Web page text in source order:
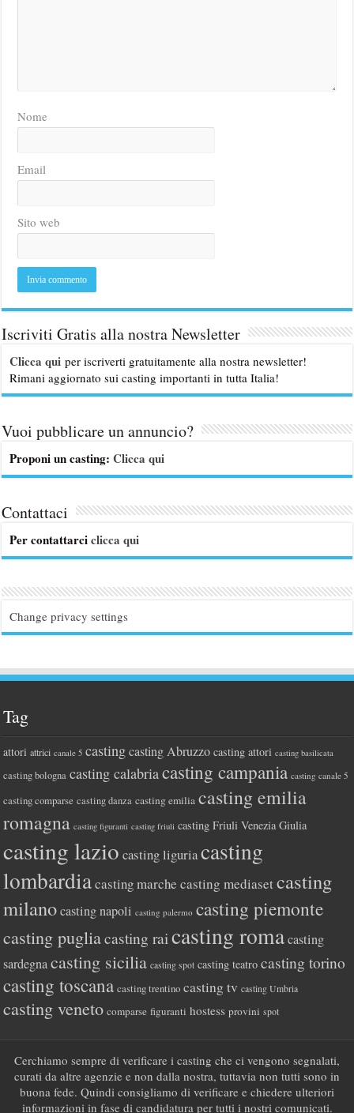
Nome
Email
Sito web
Iscriviti Gratis alla nostra Newsletter
Clicca qui per iscriverti gratuitamente alla nostra newsletter!
Rimani aggiornato sui casting importanti in tutta Italia!
Vuoi pubblicare un annuncio?
Proponi un casting:Clicca qui
Contattaci
Per contattarciclicca qui
Change privacy settings
Tag
attori attrici canale 5 casting casting Abruzzo casting attori casting basilicata
casting bologna casting calabriacasting campania casting canale 5
casting comparse casting danza casting emilia casting emilia
romagna casting figuranti casting friuli casting Friuli Venezia Giulia
casting lazio casting liguriacasting
lombardiacasting marche casting mediasetcasting
milano casting napoli casting palermo casting piemonte
casting pugliacasting rai casting roma casting
sardegna casting sicilia casting spot casting teatro casting torino
casting toscana casting trentino casting tv casting Umbria
casting veneto comparse figuranti hostess provini spot
Cerchiamo sempre di verificare i casting che ci vengono segnalati,
curati da altre agenzie e non dalla nostra, tuttavia non tutti sono in
buona fede. Quindi consigliamo di verificare e chiedere ulteriori
informazioni in fase di candidatura per tutti i nostri comunicati.